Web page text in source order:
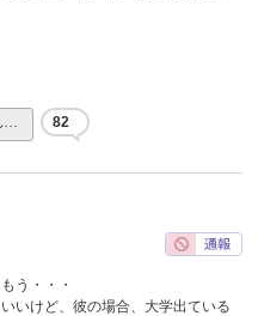
… 82
う・・・
いけど、彼の場合、大学出ている